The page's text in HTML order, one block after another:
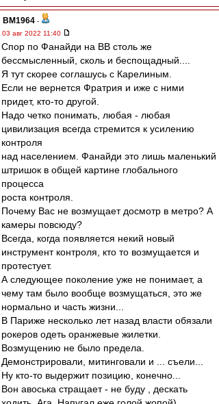
BM1964 -
03 авг 2022 11:40
Спор по Фанайди на ВВ столь же
бессмысленный, сколь и беспощадный....
Я тут скорее соглашусь с Карелиным.
Если не вернется Фратрия и иже с ними
придет, кто-то другой.
Надо четко понимать, любая - любая
цивилизация всегда стремится к усилению
контроля
над населением. Фанайди это лишь маленький
штришок в общей картине глобального
процесса
роста контроля.
Почему Вас не возмущает досмотр в метро? А
камеры повсюду?
Всегда, когда появляется некий новый
инструмент контроля, кто то возмущается и
протестует.
А следующее поколение уже не понимает, а
чему там было вообще возмущаться, это же
нормально и часть жизни...
В Париже несколько лет назад власти обязали
рокеров одеть оранжевые жилетки.
Возмущению не было предела.
Демонстрировали, митинговали и ... съели...
Ну кто-то выдержит позицию, конечно...
Вон авоська стращает - не буду , дескать